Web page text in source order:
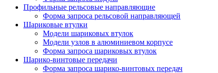
Профильные рельсовые направляющие
Форма запроса рельсовой направляющей
Шариковые втулки
Модели шариковых втулок
Модели узлов в алюминиевом корпусе
Форма запроса шариковых втулок
Шарико-винтовые передачи
Форма запроса шарико-винтовых передач